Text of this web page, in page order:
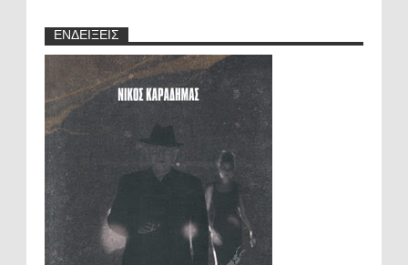
ΕΝΔΕΙΞΕΙΣ